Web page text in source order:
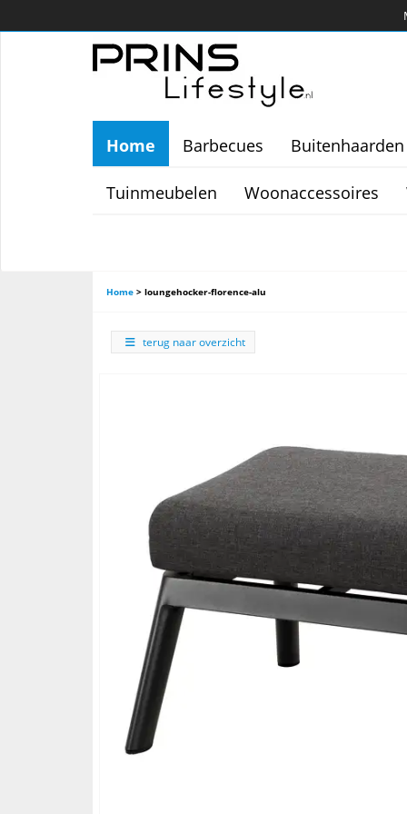
Home Barbecues Buitenhaarden
Tuinmeubelen Woonaccessoires
Home > loungehocker-florence-alu
terug naar overzicht